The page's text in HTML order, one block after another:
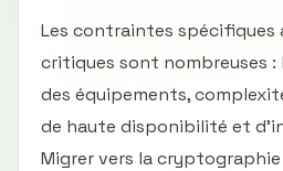
Les contraintes
critiques sont nombreuses :
des équipements,
de haute disponibilité et
Migrer vers la